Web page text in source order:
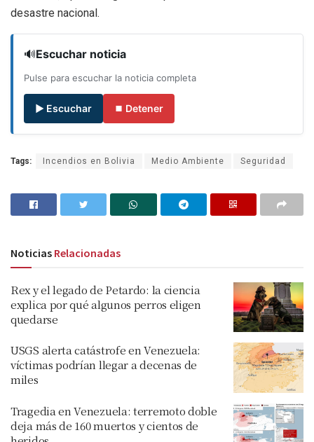
desastre nacional.
🔊Escuchar noticia
Pulse para escuchar la noticia completa
▶ Escuchar ⏹ Detener
Tags: Incendios en Bolivia Medio Ambiente Seguridad
Noticias Relacionadas
Rex y el legado de Petardo: la ciencia
explica por qué algunos perros eligen
quedarse
USGS alerta catástrofe en Venezuela:
víctimas podrían llegar a decenas de
miles
Tragedia en Venezuela: terremoto doble
deja más de 160 muertos y cientos de